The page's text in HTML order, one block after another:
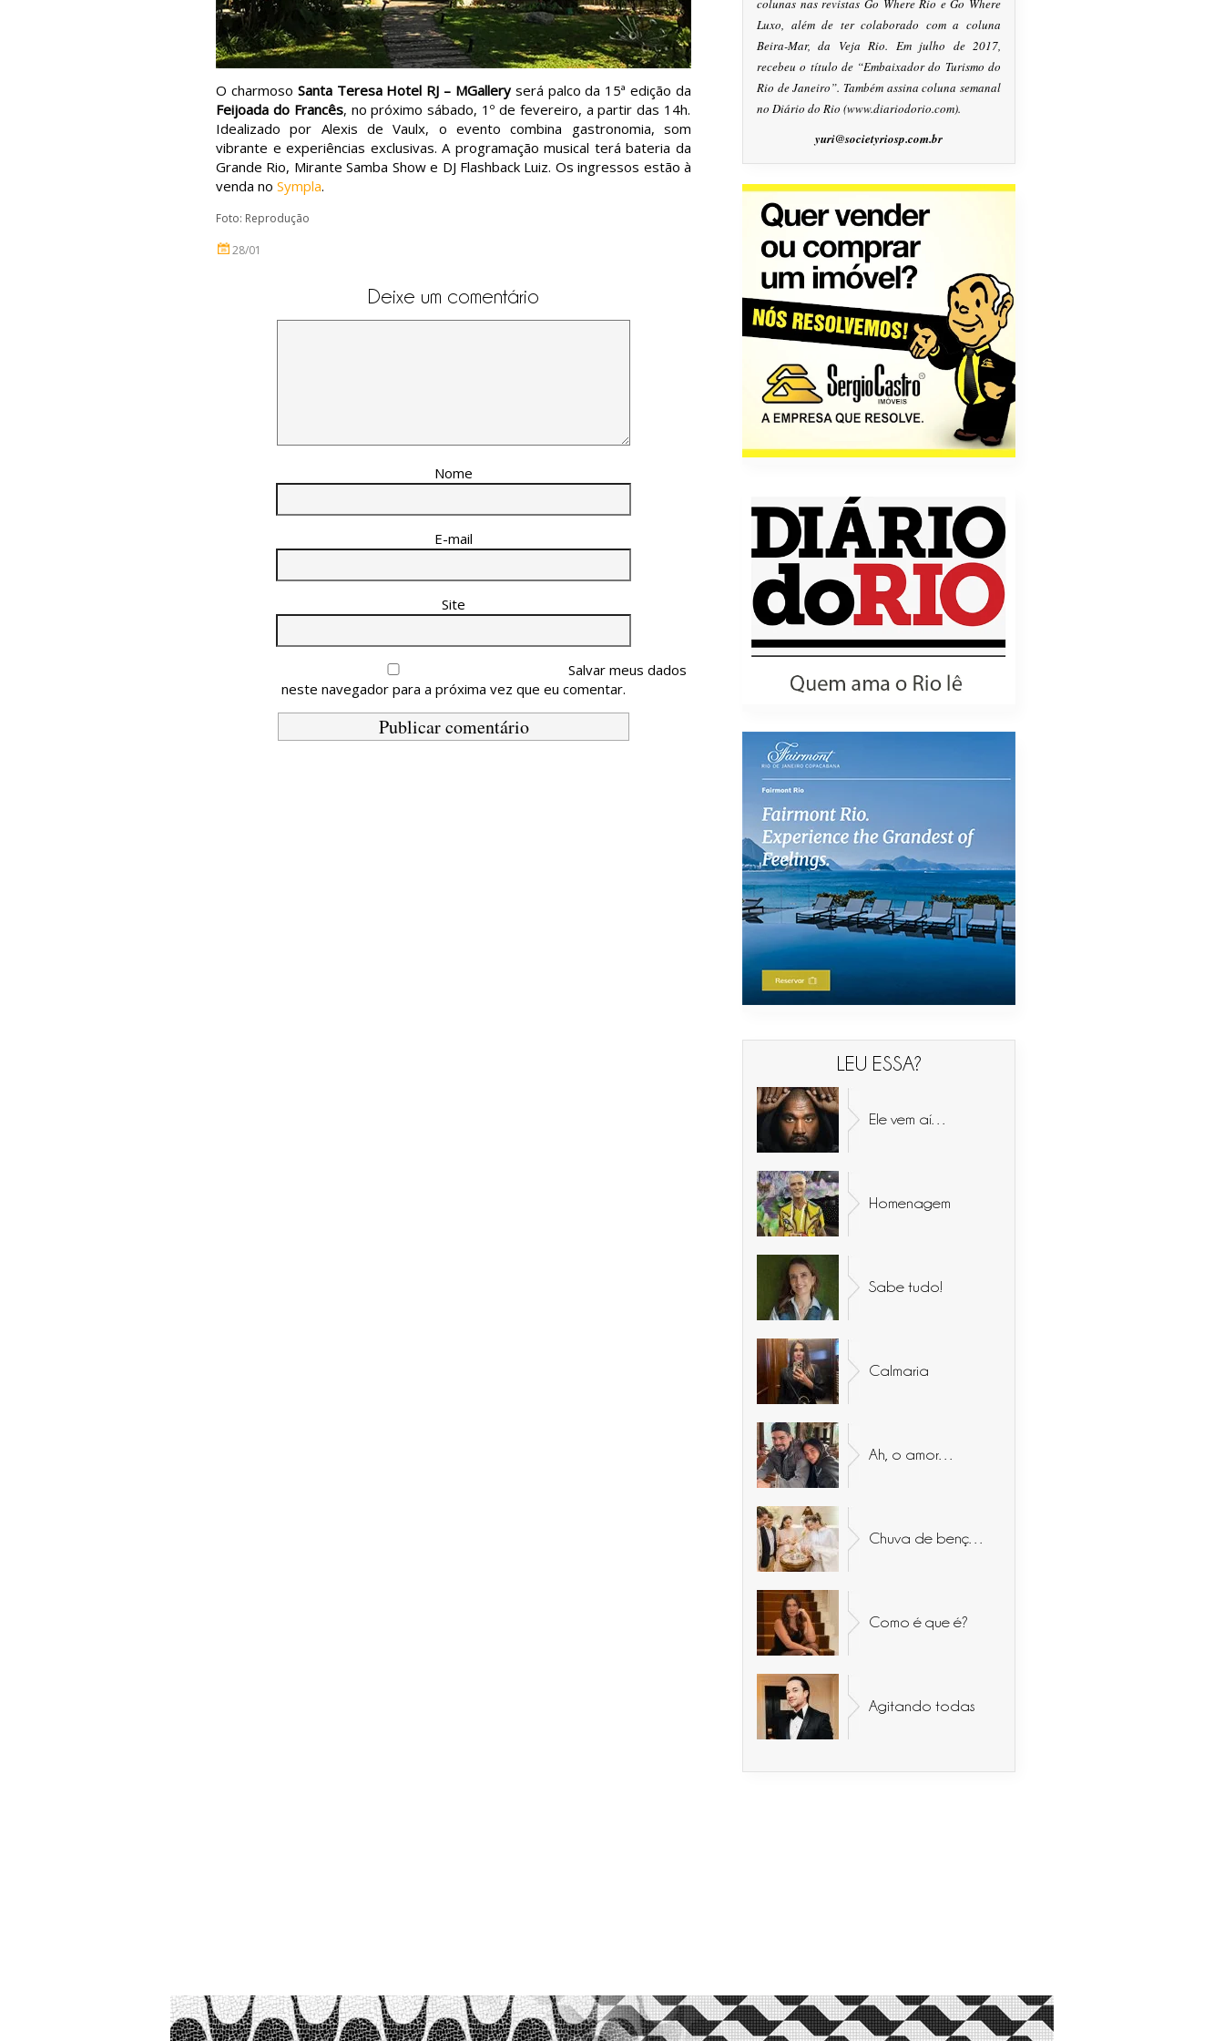
O charmoso Santa Teresa Hotel RJ – MGalleryserá palco da 15ª edição da
Feijoada do Francês, no próximo sábado, 1º de fevereiro, a partir das 14h.
Idealizado por Alexis de Vaulx, o evento combina gastronomia, som
vibrante e experiências exclusivas. A programação musical terá bateria da
Grande Rio, Mirante Samba Show e DJ Flashback Luiz. Os ingressos estão à
venda no Sympla.
Foto: Reprodução
28/01
Deixe um comentário
Nome
E-mail
Site
Salvar meus dados
neste navegador para a próxima vez que eu comentar.
colunas nas revistas Go Where Rio e Go Where
Luxo, além de ter colaborado com a coluna
Beira-Mar, da Veja Rio. Em julho de 2017,
recebeu o título de “Embaixador do Turismo do
Rio de Janeiro”. Também assina coluna semanal
no Diário do Rio (www.diariodorio.com).
yuri@societyriosp.com.br
LEU ESSA?
Ele vem aí…
Homenagem
Sabe tudo!
Calmaria
Ah, o amor…
Como é que é?
Agitando todas